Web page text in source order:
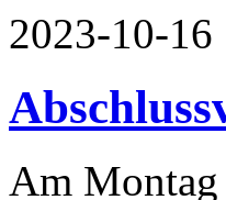
2023-10-16
Am